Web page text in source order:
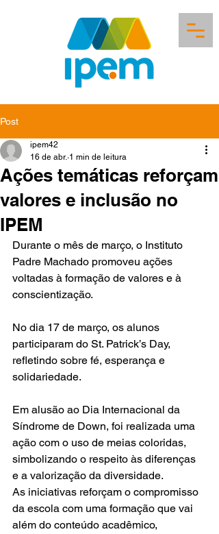
Post
Ações temáticas reforçam
valores e inclusão no
IPEM
ipem42
16 de abr. 1 min de leitura
Durante o mês de março, o Instituto
Padre Machado promoveu ações
voltadas à formação de valores e à
conscientização.
No dia 17 de março, os alunos
participaram do St. Patrick’s Day,
refletindo sobre fé, esperança e
solidariedade.
Em alusão ao Dia Internacional da
Síndrome de Down, foi realizada uma
ação com o uso de meias coloridas,
simbolizando o respeito às diferenças
e a valorização da diversidade.
As iniciativas reforçam o compromisso
da escola com uma formação que vai
além do conteúdo acadêmico,